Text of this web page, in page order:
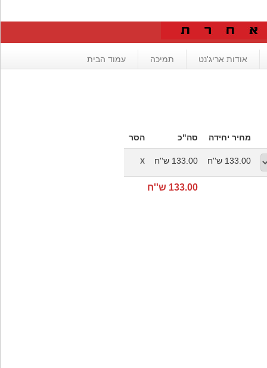
עמוד הבית תמיכה אודות אריג'נט
מחיר יחידה סה"כ הסר
133.00 ש''ח 133.00 ש''ח X
133.00 ש''ח